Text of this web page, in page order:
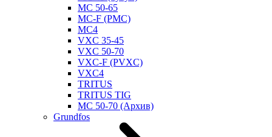
MC 50-65
MC-F (PMC)
MC4
VXC 35-45
VXC 50-70
VXC-F (PVXC)
VXC4
TRITUS
TRITUS TIG
MC 50-70 (Архив)
Grundfos